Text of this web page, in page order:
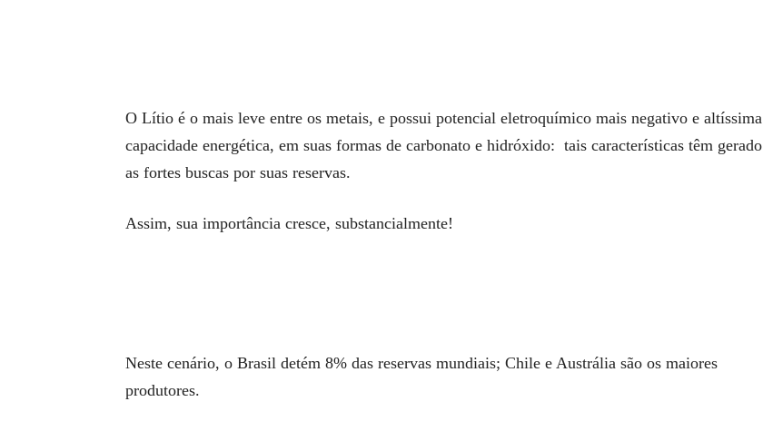
O Lítio é o mais leve entre os metais, e possui potencial eletroquímico mais negativo e altíssima
capacidade energética, em suas formas de carbonato e hidróxido: tais características têm gerado
as fortes buscas por suas reservas.
Assim, sua importância cresce, substancialmente!
Neste cenário, o Brasil detém 8% das reservas mundiais; Chile e Austrália são os maiores
produtores.